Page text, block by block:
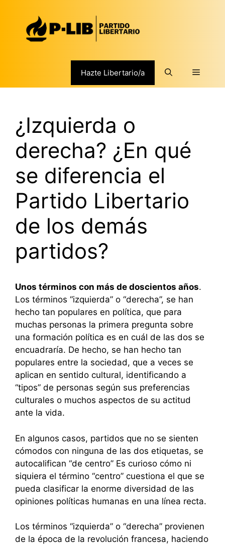
contenido
Hazte Libertario/a Menú
¿Izquierda o
derecha? ¿En qué
se diferencia el
Partido Libertario
de los demás
partidos?
Unos términos con más de doscientos años.
Los términos “izquierda” o “derecha”, se han
hecho tan populares en política, que para
muchas personas la primera pregunta sobre
una formación política es en cuál de las dos se
encuadraría. De hecho, se han hecho tan
populares entre la sociedad, que a veces se
aplican en sentido cultural, identificando a
“tipos” de personas según sus preferencias
culturales o muchos aspectos de su actitud
ante la vida.
En algunos casos, partidos que no se sienten
cómodos con ninguna de las dos etiquetas, se
autocalifican “de centro” Es curioso cómo ni
siquiera el término “centro” cuestiona el que se
pueda clasificar la enorme diversidad de las
opiniones políticas humanas en una línea recta.
Los términos “izquierda” o “derecha” provienen
de la época de la revolución francesa, haciendo